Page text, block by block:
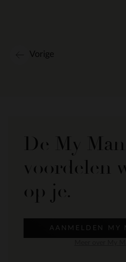
Vorige
De My
voordelen
op je.
AANMELDEN MY